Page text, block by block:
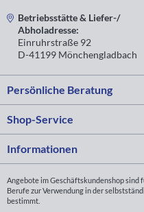
Betriebsstätte & Liefer-/
Abholadresse:
Einruhrstraße 92
D-41199 Mönchengladbach
Persönliche Beratung
Shop-Service
Informationen
Angebote im Geschäftskundenshop sind
Berufe zur Verwendung in der
bestimmt.